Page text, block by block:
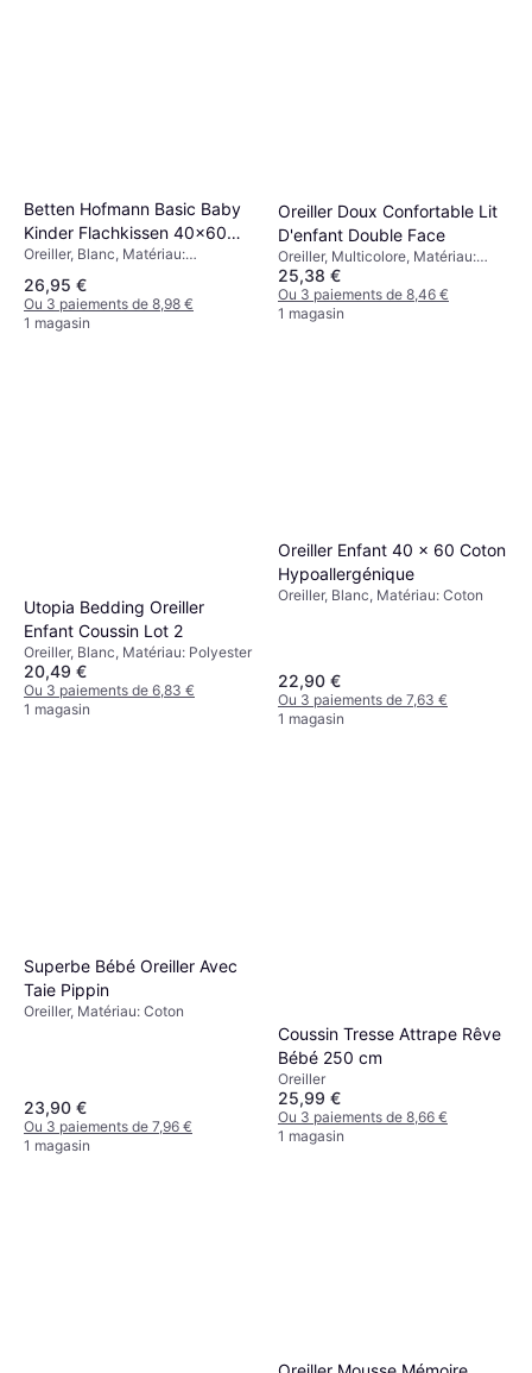
Betten Hofmann Basic Baby
Kinder Flachkissen 40x60
cm
Oreiller, Blanc, Matériau:
26,95 €
Ou 3 paiements de 8,98 €
1 magasin
Oreiller Doux Confortable Lit
D'enfant Double Face
Oreiller, Multicolore, Matériau:
Coton
25,38 €
Ou 3 paiements de 8,46 €
1 magasin
Utopia Bedding Oreiller
Enfant Coussin Lot 2
Oreiller, Blanc, Matériau: Polyester
20,49 €
Ou 3 paiements de 6,83 €
1 magasin
Oreiller Enfant 40 x 60 Coton
Hypoallergénique
Oreiller, Blanc, Matériau: Coton
22,90 €
Ou 3 paiements de 7,63 €
1 magasin
Superbe Bébé Oreiller Avec
Taie Pippin
Oreiller, Matériau: Coton
23,90 €
Ou 3 paiements de 7,96 €
1 magasin
Coussin Tresse Attrape Rêve
Bébé 250 cm
Oreiller
25,99 €
Ou 3 paiements de 8,66 €
1 magasin